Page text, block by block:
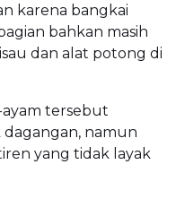
karena bangkai
bahkan masih
dan alat potong di
ayam tersebut
namun
yang tidak layak